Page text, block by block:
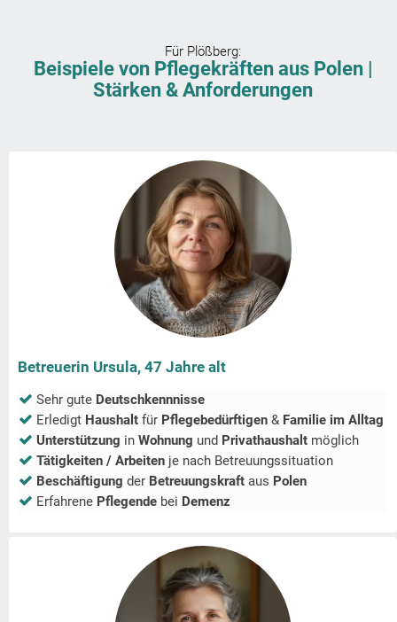
Für Plößberg:
Beispiele von Pflegekräften aus Polen |
Stärken & Anforderungen
Betreuerin Ursula, 47 Jahre alt
Sehr gute Deutschkennnisse
Erledigt Haushalt für Pflegebedürftigen & Familie im Alltag
Unterstützung in Wohnung und Privathaushalt möglich
Tätigkeiten / Arbeiten je nach Betreuungssituation
Beschäftigung der Betreuungskraft aus Polen
Erfahrene Pflegende bei Demenz